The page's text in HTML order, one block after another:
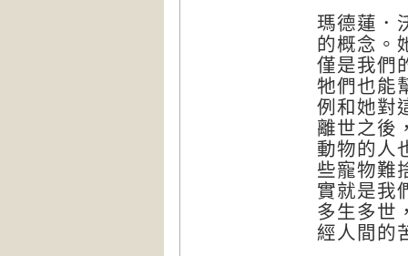
瑪德蓮．
的概念。
僅是我們
牠們也能
例和她對
離世之後
動物的人
些寵物難
實就是我
多生多世
經人間的